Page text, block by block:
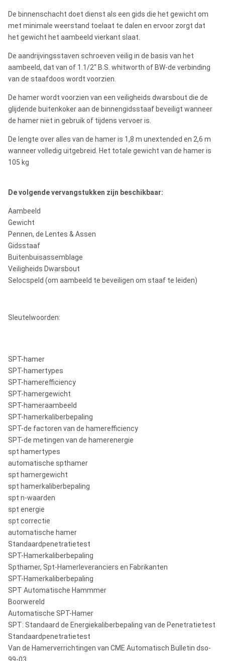
De binnenschacht doet dienst als een gids die het gewicht om
met minimale weerstand toelaat te dalen en ervoor zorgt dat
het gewicht het aambeeld vierkant slaat.
De aandrijvingsstaven schroeven veilig in de basis van het
aambeeld, dat van of 1.1/2“ B.S. whitworth of BW-de verbinding
van de staafdoos wordt voorzien.
De hamer wordt voorzien van een veiligheids dwarsbout die de
glijdende buitenkoker aan de binnengidsstaaf beveiligt wanneer
de hamer niet in gebruik of tijdens vervoer is.
De lengte over alles van de hamer is 1,8 m unextended en 2,6 m
wanneer volledig uitgebreid. Het totale gewicht van de hamer is
105 kg
De volgende vervangstukken zijn beschikbaar:
Aambeeld
Gewicht
Pennen, de Lentes & Assen
Gidsstaaf
Buitenbuisassemblage
Veiligheids Dwarsbout
Selocspeld (om aambeeld te beveiligen om staaf te leiden)
Sleutelwoorden:
SPT-hamer
SPT-hamertypes
SPT-hamerefficiency
SPT-hamergewicht
SPT-hameraambeeld
SPT-hamerkaliberbepaling
SPT-de factoren van de hamerefficiency
SPT-de metingen van de hamerenergie
spt hamertypes
automatische spthamer
spt hamergewicht
spt hamerkaliberbepaling
spt n-waarden
spt energie
spt correctie
automatische hamer
Standaardpenetratietest
SPT-Hamerkaliberbepaling
Spthamer, Spt-Hamerleveranciers en Fabrikanten
SPT-Hamerkaliberbepaling
SPT Automatische Hammmer
Boorwereld
Automatische SPT-Hamer
SPT: Standaard de Energiekaliberbepaling van de Penetratietest
Standaardpenetratietest
Van de Hamerverrichtingen van CME Automatisch Bulletin dso-